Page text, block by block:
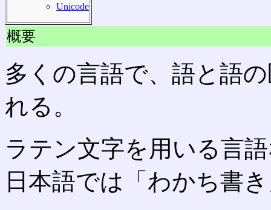
Unicode
概要
多くの言語で、語と語
れる。
ラテン文字を用いる言
日本語では「わかち書